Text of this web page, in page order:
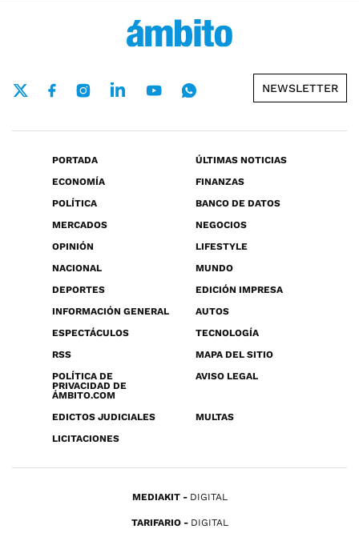
NEWSLETTER
PORTADA
ÚLTIMAS NOTICIAS
ECONOMÍA
FINANZAS
POLÍTICA
BANCO DE DATOS
MERCADOS
NEGOCIOS
OPINIÓN
LIFESTYLE
NACIONAL
MUNDO
DEPORTES
EDICIÓN IMPRESA
INFORMACIÓN GENERAL
AUTOS
ESPECTÁCULOS
TECNOLOGÍA
RSS
MAPA DEL SITIO
POLÍTICA DE
PRIVACIDAD DE
ÁMBITO.COM
AVISO LEGAL
EDICTOS JUDICIALES
MULTAS
LICITACIONES
MEDIAKIT DIGITAL
TARIFARIO DIGITAL